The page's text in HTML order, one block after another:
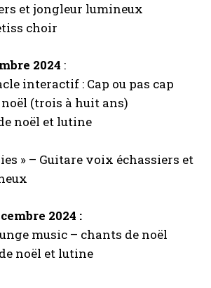
et jongleur lumineux
choir
2024 :
interactif : Cap ou pas cap
(trois à huit ans)
noël et lutine
» – Guitare voix échassiers et
2024 :
music – chants de noël
noël et lutine